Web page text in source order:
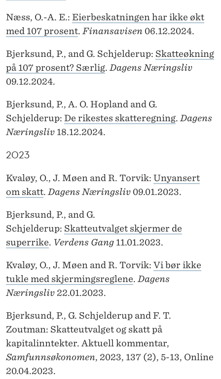
Næss, O.-A. E.: Eierbeskatningen har ikke økt
med 107 prosent. Finansavisen 06.12.2024.
Bjerksund, P., and G. Schjelderup: Skatteøkning
på 107 prosent? Særlig. Dagens Næringsliv
09.12.2024.
Bjerksund, P., A. O. Hopland and G.
Schjelderup: De rikestes skatteregning. Dagens
Næringsliv 18.12.2024.
2023
Kvaløy, O., J. Møen and R. Torvik: Unyansert
om skatt. Dagens Næringsliv 09.01.2023.
Bjerksund, P., and G.
Schjelderup: Skatteutvalget skjermer de
superrike. Verdens Gang 11.01.2023.
Kvaløy, O., J. Møen and R. Torvik: Vi bør ikke
tukle med skjermingsreglene. Dagens
Næringsliv 22.01.2023.
Bjerksund, P., G. Schjelderup and F. T.
Zoutman: Skatteutvalget og skatt på
kapitalinntekter. Aktuell kommentar,
Samfunnsøkonomen, 2023, 137 (2), 5-13, Online
20.04.2023.